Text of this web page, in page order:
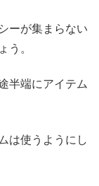
ーが集まらない
う。
半端にアイテム
は使うようにし